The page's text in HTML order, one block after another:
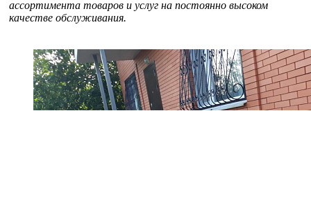
ассортимента товаров и услуг на постоянно высоком
качестве обслуживания.